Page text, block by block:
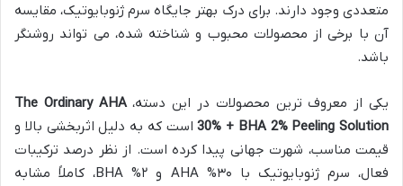
متعددی وجود دارند. برای درک بهتر جایگاه سرم ژنوبایوتیک، مقایسه
آن با برخی از محصولات محبوب و شناخته شده، می تواند روشنگر
باشد.
یکی از معروف ترین محصولات در این دسته،The Ordinary AHA
30% + BHA 2% Peeling Solutionاست که به دلیل اثربخشی بالا و
قیمت مناسب، شهرت جهانی پیدا کرده است. از نظر درصد ترکیبات
فعال، سرم ژنوبایوتیک با ۳۰% AHA و ۲% BHA، کاملاً مشابه